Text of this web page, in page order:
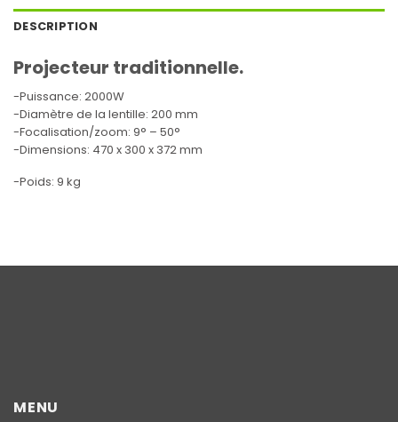
DESCRIPTION
Projecteur traditionnelle.
-Puissance: 2000W
-Diamètre de la lentille: 200 mm
-Focalisation/zoom: 9° – 50°
-Dimensions: 470 x 300 x 372 mm
-Poids: 9 kg
MENU